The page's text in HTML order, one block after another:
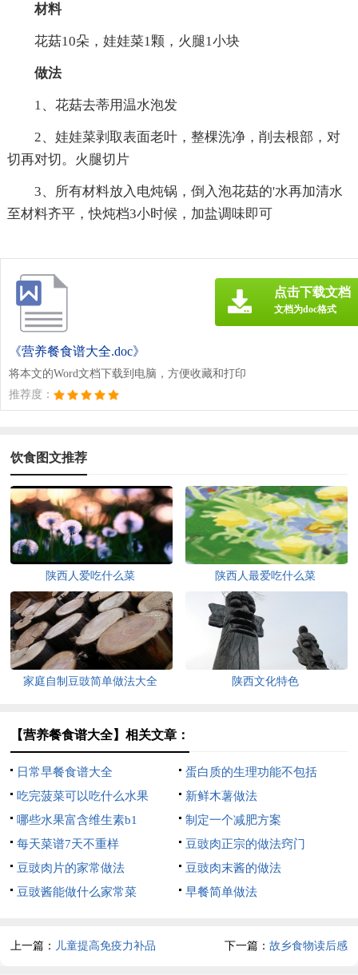
材料
花菇10朵，娃娃菜1颗，火腿1小块
做法
1、花菇去蒂用温水泡发
2、娃娃菜剥取表面老叶，整棵洗净，削去根部，对
切再对切。火腿切片
3、所有材料放入电炖锅，倒入泡花菇的'水再加清水
至材料齐平，快炖档3小时候，加盐调味即可
《营养餐食谱大全.doc》
将本文的Word文档下载到电脑，方便收藏和打印
推荐度：
点击下载文档
文档为doc格式
饮食图文推荐
陕西人爱吃什么菜 陕西人最爱吃什么菜
家庭自制豆豉简单做法大全 陕西文化特色
【营养餐食谱大全】相关文章：
日常早餐食谱大全
蛋白质的生理功能不包括
吃完菠菜可以吃什么水果
新鲜木薯做法
哪些水果富含维生素b1
制定一个减肥方案
每天菜谱7天不重样
豆豉肉正宗的做法窍门
豆豉肉片的家常做法
豆豉肉末酱的做法
豆豉酱能做什么家常菜
早餐简单做法
上一篇： 儿童提高免疫力补品 下一篇： 故乡食物读后感